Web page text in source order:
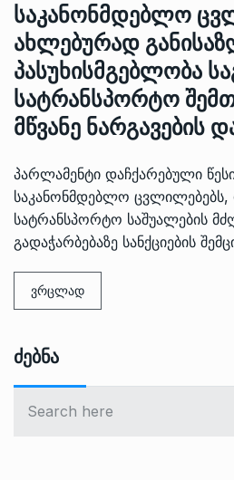
საკანონმდებლო
ახლებურად
პასუხისმგებლობა
სატრანსპორტო
მწვანე ნარგავების
პარლამენტი დაჩქარებული
საკანონმდებლო
სატრანსპორტო საშუალების
გადაჭარბებაზე სანქციების
ვრცლად
Ძებნა